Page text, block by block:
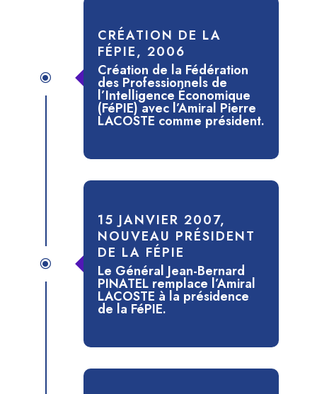
\
CRÉATION DE LA
FÉPIE, 2006
Création de la Fédération
des Professionnels de
l’Intelligence Économique
(FéPIE) avec l’Amiral Pierre
LACOSTE comme président.
\
15 JANVIER 2007,
NOUVEAU PRÉSIDENT
DE LA FÉPIE
Le Général Jean-Bernard
PINATEL remplace l’Amiral
LACOSTE à la présidence
de la FéPIE.